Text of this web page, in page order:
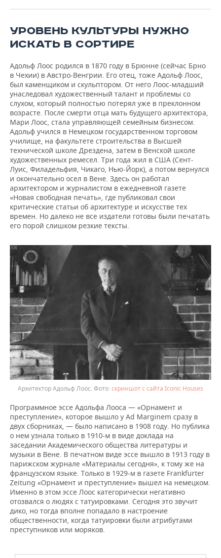
УРОВЕНЬ КУЛЬТУРЫ НУЖНО
ИСКАТЬ В СОРТИРЕ
Адольф Лоос родился в 1870 году в Брюнне (сейчас Брно
в Чехии) в Австро-Венгрии. Его отец, тоже Адольф Лоос,
был каменщиком и скульптором. От него Лоос-младший
унаследовал художественный талант и проблемы со
слухом, который полностью потерял уже в преклонном
возрасте. После смерти отца мать будущего архитектора,
Мари Лоос, стала управляющей семейным бизнесом.
Адольф учился в Немецком государственном торговом
училище, на факультете строительства в Высшей
технической школе Дрездена, затем в Венской школе
художественных ремесел. Три года жил в США (Сент-
Луис, Филадельфия, Чикаго, Нью-Йорк), а потом вернулся
и окончательно осел в Вене. Здесь он работал
архитектором и журналистом в ежедневной газете
«Новая свободная печать», где публиковал свои
критические статьи об архитектуре и искусстве тех
времен. Но далеко не все издатели готовы были печатать
его порой слишком резкие тексты.
Архитектор Адольф Лоос. скриншот с сайта Iconic Houses
Программное эссе Адольфа Лооса — «Орнамент и
преступление», которое вышло у Ad Marginem сразу в
двух сборниках, — было написано в 1908 году. Но публика
о нем узнала только в 1910-м в виде доклада на
заседании Академического общества литературы и
музыки в Вене. В печатном виде эссе вышло в 1913 году в
парижском журнале «Материалы сегодня», к тому же на
французском языке. Только в 1929-м в газете Frankfurter
Zeitung «Орнамент и преступление» вышел на немецком.
Именно в этом эссе Лоос категорически негативно
отозвался о людях с татуировками. Сегодня это звучит
дико, но тогда вполне попадало в настроение
общественности, когда татуировки были атрибутами
преступников или моряков.